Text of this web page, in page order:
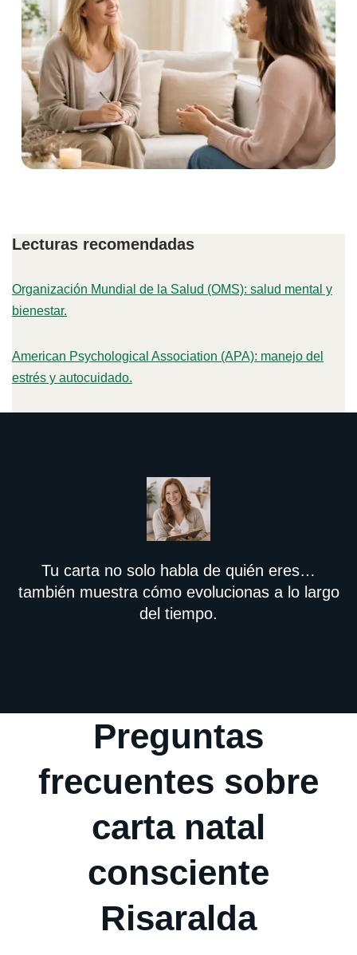
Lecturas recomendadas
Organización Mundial de la Salud (OMS): salud mental y
bienestar.
American Psychological Association (APA): manejo del
estrés y autocuidado.
Tu carta no solo habla de quién eres…
también muestra cómo evolucionas a lo largo
del tiempo.
Preguntas
frecuentes sobre
carta natal
consciente
Risaralda